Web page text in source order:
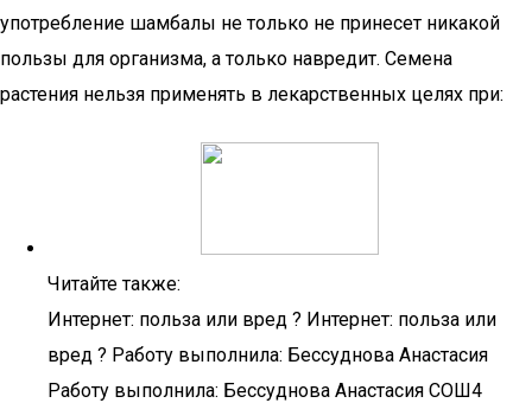
употребление шамбалы не только не принесет никакой
пользы для организма, а только навредит. Семена
растения нельзя применять в лекарственных целях при:
Читайте также:
Интернет: польза или вред ? Интернет: польза или
вред ? Работу выполнила: Бессуднова Анастасия
Работу выполнила: Бессуднова Анастасия СОШ4